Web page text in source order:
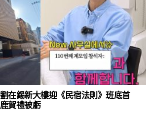
在錫新大樓迎《民宿法則》班底首
賀禮被虧